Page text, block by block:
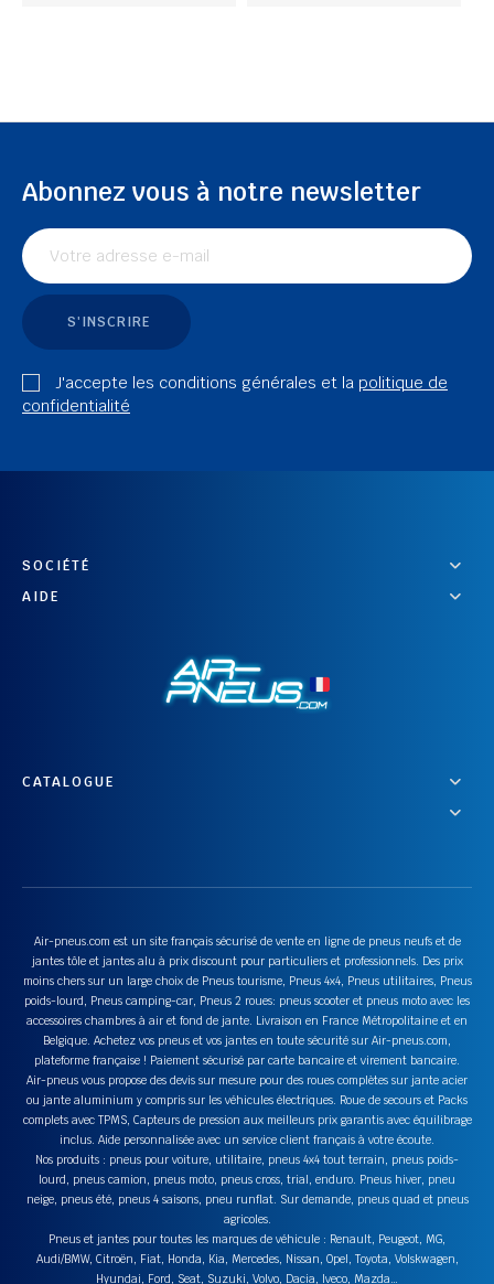
Abonnez vous à notre newsletter
S'INSCRIRE
J'accepte les conditions générales et la politique de
confidentialité
SOCIÉTÉ
AIDE
CATALOGUE
Air-pneus.com est un site français sécurisé de vente en ligne de pneus neufs et de
jantes tôle et jantes alu à prix discount pour particuliers et professionnels. Des prix
moins chers sur un large choix de Pneus tourisme, Pneus 4x4, Pneus utilitaires, Pneus
poids-lourd, Pneus camping-car, Pneus 2 roues: pneus scooter et pneus moto avec les
accessoires chambres à air et fond de jante. Livraison en France Métropolitaine et en
Belgique. Achetez vos pneus et vos jantes en toute sécurité sur Air-pneus.com,
plateforme française ! Paiement sécurisé par carte bancaire et virement bancaire.
Air-pneus vous propose des devis sur mesure pour des roues complètes sur jante acier
ou jante aluminium y compris sur les véhicules électriques. Roue de secours et Packs
complets avec TPMS, Capteurs de pression aux meilleurs prix garantis avec équilibrage
inclus. Aide personnalisée avec un service client français à votre écoute.
Nos produits : pneus pour voiture, utilitaire, pneus 4x4 tout terrain, pneus poids-
lourd, pneus camion, pneus moto, pneus cross, trial, enduro. Pneus hiver, pneu
neige, pneus été, pneus 4 saisons, pneu runflat. Sur demande, pneus quad et pneus
agricoles.
Pneus et jantes pour toutes les marques de véhicule : Renault, Peugeot, MG,
Audi/BMW, Citroën, Fiat, Honda, Kia, Mercedes, Nissan, Opel, Toyota, Volskwagen,
Hyundai, Ford, Seat, Suzuki, Volvo, Dacia, Iveco, Mazda…